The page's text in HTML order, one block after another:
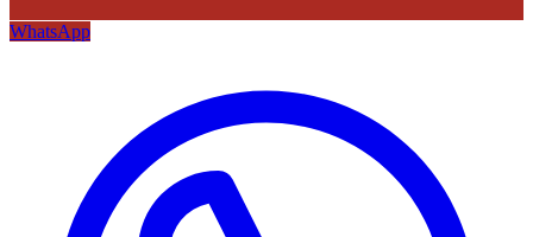
WhatsApp